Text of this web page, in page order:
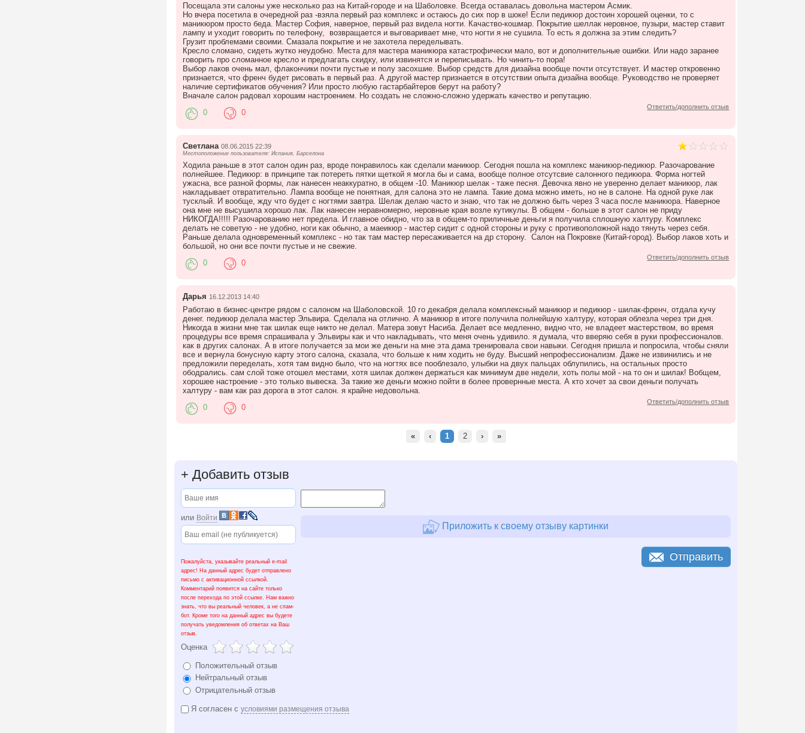
Посещала эти салоны уже несколько раз на Китай-городе и на Шаболовке. Всегда оставалась довольна мастером Асмик.
Но вчера посетила в очередной раз -взяла первый раз комплекс и остаюсь до сих пор в шоке! Если педикюр достоин хорошей оценки, то с
маникюром просто беда. Мастер София, наверное, первый раз видела ногти. Качаство-кошмар. Покрытие шеллак неровное, пузыри, мастер ставит
лампу и уходит говорить по телефону, возвращается и выговаривает мне, что ногти я не сушила. То есть я должна за этим следить?
Грузит проблемами своими. Смазала покрытие и не захотела переделывать.
Кресло сломано, сидеть жутко неудобно. Места для мастера маникюра катастрофически мало, вот и дополнительные ошибки. Или надо заранее
говорить про сломанное кресло и предлагать скидку, или извинятся и переписывать. Но чинить-то пора!
Выбор лаков очень мал, флакончики почти пустые и полу засохшие. Выбор средств для дизайна вообще почти отсутствует. И мастер откровенно
признается, что френч будет рисовать в первый раз. А другой мастер признается в отсутствии опыта дизайна вообще. Руководство не проверяет
наличие сертификатов обучения? Или просто любую гастарбайтеров берут на работу?
Вначале салон радовал хорошим настроением. Но создать не сложно-сложно удержать качество и репутацию.
Ответить/дополнить отзыв
0 0
Светлана 08.06.2015 22:39
Местоположение пользователя: Испания, Барселона
Ходила раньше в этот салон один раз, вроде понравилось как сделали маникюр. Сегодня пошла на комплекс маникюр-педикюр. Разочарование
полнейшее. Педикюр: в принципе так потереть пятки щеткой я могла бы и сама, вообще полное отсутсвие салонного педикюра. Форма ногтей
ужасна, все разной формы, лак нанесен неаккуратно, в общем -10. Маникюр шелак - таже песня. Девочка явно не уверенно делает маникюр, лак
накладывает отвратительно. Лампа вообще не понятная, для салона это не лампа. Такие дома можно иметь, но не в салоне. На одной руке лак
тусклый. И вообще, жду что будет с ногтями завтра. Шелак делаю часто и знаю, что так не должно быть через 3 часа после маникюра. Наверное
она мне не высушила хорошо лак. Лак нанесен неравномерно, неровные края возле кутикулы. В общем - больше в этот салон не приду
НИКОГДА!!!!! Разочарованию нет предела. И главное обидно, что за в общем-то приличные деньги я получила сплошную халтуру. Комплекс
делать не советую - не удобно, ноги как обычно, а маеикюр - мастер сидит с одной стороны и руку с противоположной надо тянуть через себя.
Раньше делала одновременный комплекс - но так там мастер пересаживается на др сторону. Салон на Покровке (Китай-город). Выбор лаков хоть и
большой, но они все почти пустые и не свежие.
Ответить/дополнить отзыв
0 0
Дарья 16.12.2013 14:40
Работаю в бизнес-центре рядом с салоном на Шаболовской. 10 го декабря делала комплексный маникюр и педикюр - шилак-френч, отдала кучу
денег. педикюр делала мастер Эльвира. Сделала на отлично. А маникюр в итоге получила полнейшую халтуру, которая облезла через три дня.
Никогда в жизни мне так шилак еще никто не делал. Матера зовут Насиба. Делает все медленно, видно что, не владеет мастерством, во время
процедуры все время спрашивала у Эльвиры как и что накладывать, что меня очень удивило. я думала, что вверяю себя в руки профессионалов.
как в других салонах. А в итоге получается за мои же деньги на мне эта дама тренировала свои навыки. Сегодня пришла и попросила, чтобы сняли
все и вернула бонусную карту этого салона, сказала, что больше к ним ходить не буду. Высший непрофессионализм. Даже не извинились и не
предложили переделать, хотя там видно было, что на ногтях все пооблезало, улыбки на двух пальцах облупились, на остальных просто
ободрались. сам слой тоже отошел местами, хотя шилак должен держаться как минимум две недели, хоть полы мой - на то он и шилак! Вобщем,
хорошее настроение - это только вывеска. За такие же деньги можно пойти в более провернные места. А кто хочет за свои деньги получать
халтуру - вам как раз дорога в этот салон. я крайне недовольна.
Ответить/дополнить отзыв
0 0
« ‹ 1 2 › »
+ Добавить отзыв
или Войти
Пожалуйста, указывайте реальный e-mail
адрес! На данный адрес будет отправлено
письмо с активационной ссылкой.
Комментарий появится на сайте только
после перехода по этой ссылке. Нам важно
знать, что вы реальный человек, а не спам-
бот. Кроме того на данный адрес вы будете
получать уведомления об ответах на Ваш
отзыв.
Оценка
Положительный отзыв
Нейтральный отзыв
Отрицательный отзыв
Приложить к своему отзыву картинки
Я согласен с условиями размещения отзыва
Отправить